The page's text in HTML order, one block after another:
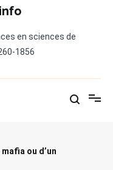
en sciences de
1856
ou d’un